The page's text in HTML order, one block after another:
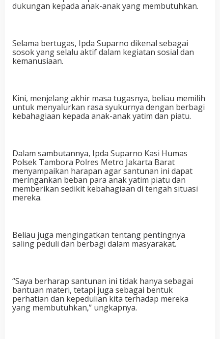
dukungan kepada anak-anak yang membutuhkan.
Selama bertugas, Ipda Suparno dikenal sebagai
sosok yang selalu aktif dalam kegiatan sosial dan
kemanusiaan.
Kini, menjelang akhir masa tugasnya, beliau memilih
untuk menyalurkan rasa syukurnya dengan berbagi
kebahagiaan kepada anak-anak yatim dan piatu.
Dalam sambutannya, Ipda Suparno Kasi Humas
Polsek Tambora Polres Metro Jakarta Barat
menyampaikan harapan agar santunan ini dapat
meringankan beban para anak yatim piatu dan
memberikan sedikit kebahagiaan di tengah situasi
mereka.
Beliau juga mengingatkan tentang pentingnya
saling peduli dan berbagi dalam masyarakat.
“Saya berharap santunan ini tidak hanya sebagai
bantuan materi, tetapi juga sebagai bentuk
perhatian dan kepedulian kita terhadap mereka
yang membutuhkan,” ungkapnya.